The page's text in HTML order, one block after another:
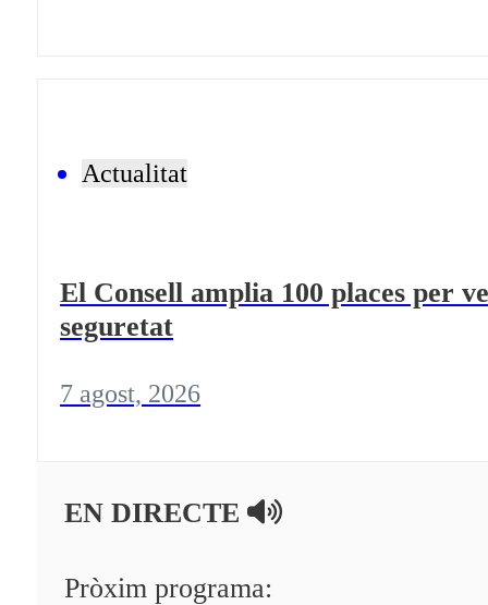
Actualitat
El Consell amplia 100 places per
seguretat
7 agost, 2026
EN DIRECTE
Pròxim programa: